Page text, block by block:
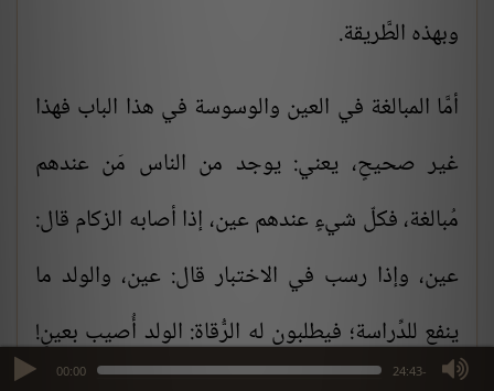
00:00 -24:43
max volume
وبهذه الطَّريقة.
أمَّا المبالغة في العين والوسوسة في هذا الباب فهذا
غير صحيحٍ، يعني: يوجد من الناس مَن عندهم
مُبالغة، فكلّ شيءٍ عندهم عين، إذا أصابه الزكام قال:
عين، وإذا رسب في الاختبار قال: عين، والولد ما
ينفع للدِّراسة؛ فيطلبون له الرُّقاة: الولد أُصيب بعينٍ!